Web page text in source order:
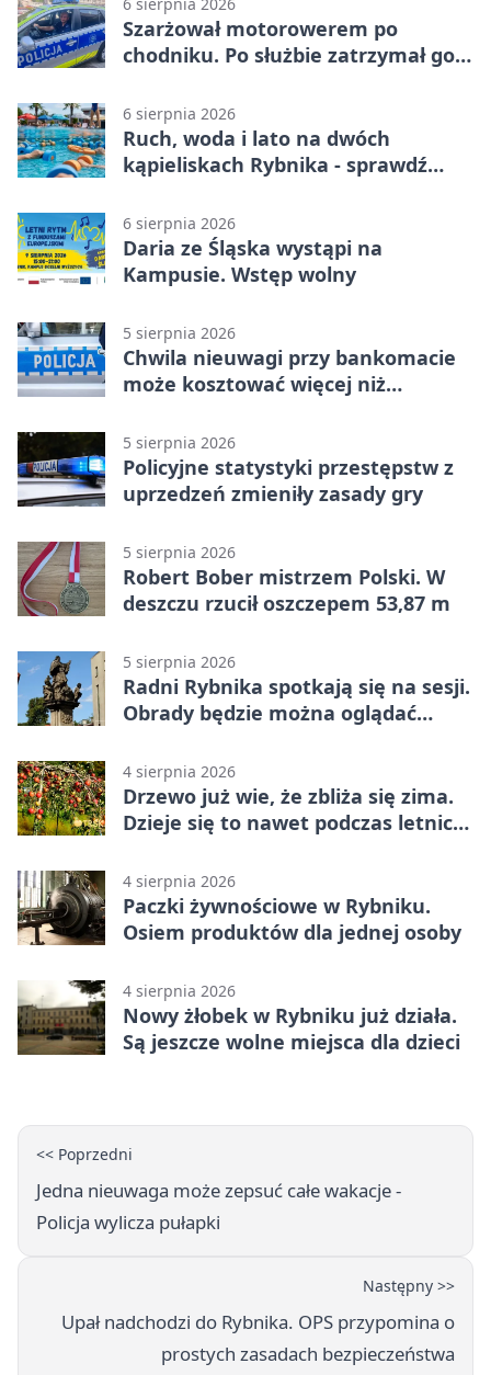
Szarżował motorowerem po
chodniku. Po służbie zatrzymał go
6 sierpnia 2026
Ruch, woda i lato na dwóch
kąpieliskach Rybnika - sprawdź
6 sierpnia 2026
Daria ze Śląska wystąpi na
Kampusie. Wstęp wolny
5 sierpnia 2026
Chwila nieuwagi przy bankomacie
może kosztować więcej niż
5 sierpnia 2026
Policyjne statystyki przestępstw z
uprzedzeń zmieniły zasady gry
5 sierpnia 2026
Robert Bober mistrzem Polski. W
deszczu rzucił oszczepem 53,87 m
5 sierpnia 2026
Radni Rybnika spotkają się na sesji.
Obrady będzie można oglądać
4 sierpnia 2026
Drzewo już wie, że zbliża się zima.
Dzieje się to nawet podczas letnich
4 sierpnia 2026
Paczki żywnościowe w Rybniku.
Osiem produktów dla jednej osoby
4 sierpnia 2026
Nowy żłobek w Rybniku już działa.
Są jeszcze wolne miejsca dla dzieci
<< Poprzedni
Jedna nieuwaga może zepsuć całe wakacje -
Policja wylicza pułapki
Następny >>
Upał nadchodzi do Rybnika. OPS przypomina o
prostych zasadach bezpieczeństwa